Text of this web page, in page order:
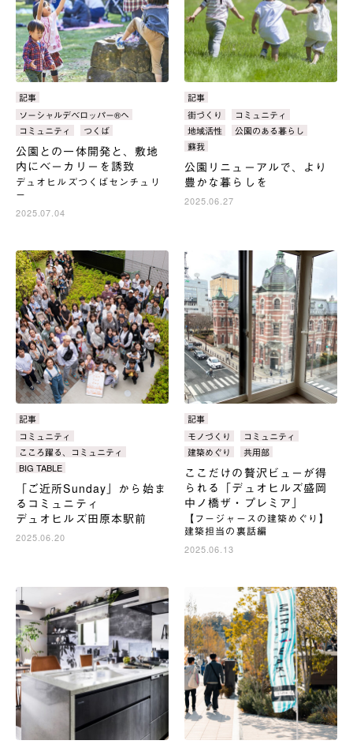
カ
テ
ゴ
リ：
記事
タ
グ：
ソーシャルデベロッパー®へ
コミュニティ
つくば
公園との一体開発と、敷地
内にベーカリーを誘致
デュオヒルズつくばセンチュリ
ー
2025.07.04
カ
テ
ゴ
リ：
記事
タ
グ：
街づくり
コミュニティ
地域活性
公園のある暮らし
蘇我
公園リニューアルで、より
豊かな暮らしを
2025.06.27
カ
テ
リ：
記事
タ
グ：
コミュニティ
こころ躍る、コミュニティ
BIG TABLE
「ご近所Sunday」から始ま
るコミュニティ
デュオヒルズ田原本駅前
2025.06.20
カ
テ
ゴ
リ：
記事
タ
グ：
モノづくり
コミュニティ
建築めぐり
共用部
ここだけの贅沢ビューが得
られる「デュオヒルズ盛岡
中ノ橋ザ・プレミア」
【フージャースの建築めぐり】
建築担当の裏話編
2025.06.13